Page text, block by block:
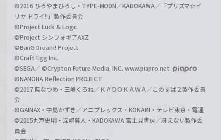
©2016 ひろやまひろし・TYPE-MOON／KADOKAWA／「プリズマ☆イ
リヤ ドライ!!」製作委員会
©Project Luck & Logic
©Project シンフォギアAXZ
©BanG Dream! Project
©Craft Egg Inc.
©SEGA／ ©Crypton Future Media, INC. www.piapro.net
©NANOHA Reflection PROJECT
©2017 暁なつめ・三嶋くろね／ＫＡＤＯＫＡＷＡ／このすば２製作委員
会
©GAINAX・中島かずき／アニプレックス・KONAMI・テレビ東京・電通
©2015丸戸史明・深崎暮人・KADOKAWA 富士見書房／冴えない製作委
員会